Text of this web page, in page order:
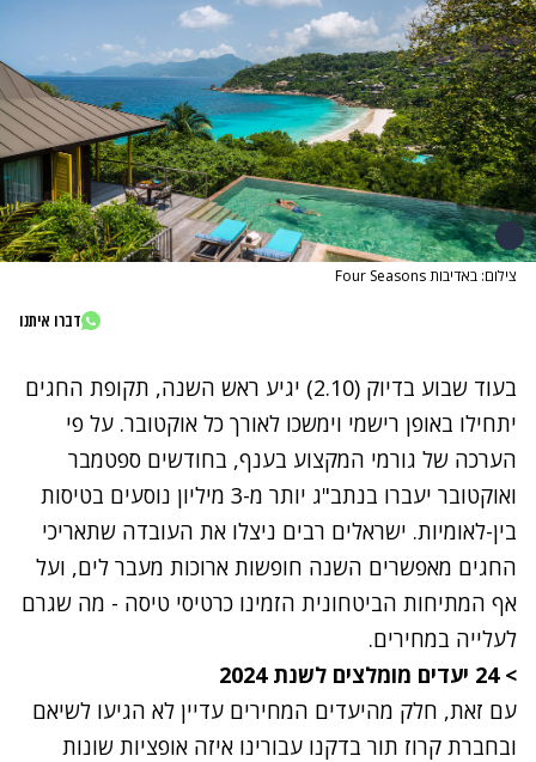
צילום: באדיבות Four Seasons
דברו איתנו
בעוד שבוע בדיוק (2.10) יגיע ראש השנה, תקופת החגים
יתחילו באופן רישמי וימשכו לאורך כל אוקטובר. על פי
הערכה של גורמי המקצוע בענף, בחודשים ספטמבר
ואוקטובר יעברו בנתב"ג יותר מ-3 מיליון נוסעים בטיסות
בין-לאומיות. ישראלים רבים ניצלו את העובדה שתאריכי
החגים מאפשרים השנה חופשות ארוכות מעבר לים, ועל
אף המתיחות הביטחונית הזמינו כרטיסי טיסה - מה שגרם
לעלייה במחירים.
>24 יעדים מומלצים לשנת 2024
עם זאת, חלק מהיעדים המחירים עדיין לא הגיעו לשיאם
ובחברת קרוז תור בדקנו עבורינו איזה אופציות שונות